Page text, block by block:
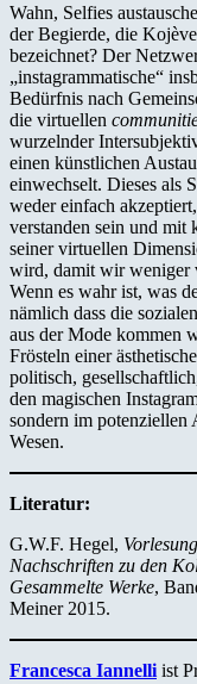
Wahn, Selfies
der Begierde, die
bezeichnet? Der
„instagrammatische“
Bedürfnis nach
die virtuellen
wurzelnder
einen künstlichen
einwechselt. Dieses als
weder einfach
verstanden sein und mit
seiner virtuellen
wird, damit wir weniger
Wenn es wahr ist, was
nämlich dass die
aus der Mode kommen
Frösteln einer
politisch,
den magischen
sondern im potenziellen
Wesen.
Literatur:
G.W.F. Hegel,
Nachschriften zu den
Gesammelte Werke,
Meiner 2015.
Francesca Iannelli ist